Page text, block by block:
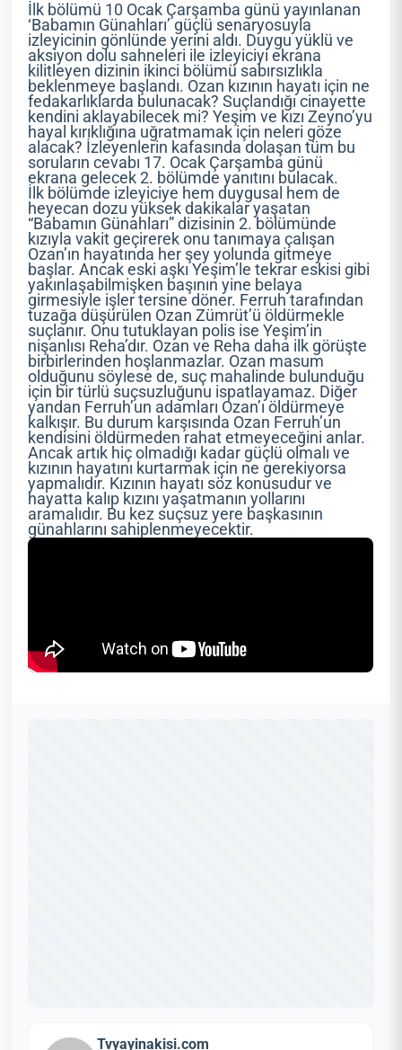
İlk bölümü 10 Ocak Çarşamba günü yayınlanan
‘Babamın Günahları’ güçlü senaryosuyla
izleyicinin gönlünde yerini aldı. Duygu yüklü ve
aksiyon dolu sahneleri ile izleyiciyi ekrana
kilitleyen dizinin ikinci bölümü sabırsızlıkla
beklenmeye başlandı. Ozan kızının hayatı için ne
fedakarlıklarda bulunacak? Suçlandığı cinayette
kendini aklayabilecek mi? Yeşim ve kızı Zeyno’yu
hayal kırıklığına uğratmamak için neleri göze
alacak? İzleyenlerin kafasında dolaşan tüm bu
soruların cevabı 17. Ocak Çarşamba günü
ekrana gelecek 2. bölümde yanıtını bulacak.
İlk bölümde izleyiciye hem duygusal hem de
heyecan dozu yüksek dakikalar yaşatan
“Babamın Günahları” dizisinin 2. bölümünde
kızıyla vakit geçirerek onu tanımaya çalışan
Ozan’ın hayatında her şey yolunda gitmeye
başlar. Ancak eski aşkı Yeşim’le tekrar eskisi gibi
yakınlaşabilmişken başının yine belaya
girmesiyle işler tersine döner. Ferruh tarafından
tuzağa düşürülen Ozan Zümrüt’ü öldürmekle
suçlanır. Onu tutuklayan polis ise Yeşim’in
nişanlısı Reha’dır. Ozan ve Reha daha ilk görüşte
birbirlerinden hoşlanmazlar. Ozan masum
olduğunu söylese de, suç mahalinde bulunduğu
için bir türlü suçsuzluğunu ispatlayamaz. Diğer
yandan Ferruh’un adamları Ozan’ı öldürmeye
kalkışır. Bu durum karşısında Ozan Ferruh’un
kendisini öldürmeden rahat etmeyeceğini anlar.
Ancak artık hiç olmadığı kadar güçlü olmalı ve
kızının hayatını kurtarmak için ne gerekiyorsa
yapmalıdır. Kızının hayatı söz konusudur ve
hayatta kalıp kızını yaşatmanın yollarını
aramalıdır. Bu kez suçsuz yere başkasının
günahlarını sahiplenmeyecektir.
Tvyayinakisi.com